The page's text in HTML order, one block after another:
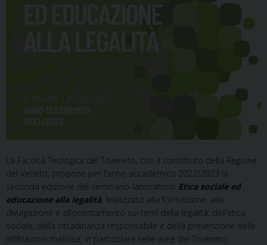
La Facoltà Teologica del Triveneto, con il contributo della Regione
del Veneto, propone per l’anno accademico 2022/2023 la
seconda edizione del seminario-laboratorio Etica sociale ed
educazione alla legalità, finalizzato alla formazione, alla
divulgazione e all’orientamento sui temi della legalità, dell’etica
sociale, della cittadinanza responsabile e della prevenzione delle
infiltrazioni mafiose, in particolare nelle aree del Triveneto.